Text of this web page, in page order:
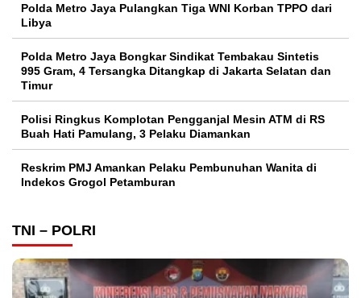
Polda Metro Jaya Pulangkan Tiga WNI Korban TPPO dari
Libya
Polda Metro Jaya Bongkar Sindikat Tembakau Sintetis
995 Gram, 4 Tersangka Ditangkap di Jakarta Selatan dan
Timur
Polisi Ringkus Komplotan Pengganjal Mesin ATM di RS
Buah Hati Pamulang, 3 Pelaku Diamankan
Reskrim PMJ Amankan Pelaku Pembunuhan Wanita di
Indekos Grogol Petamburan
TNI – POLRI